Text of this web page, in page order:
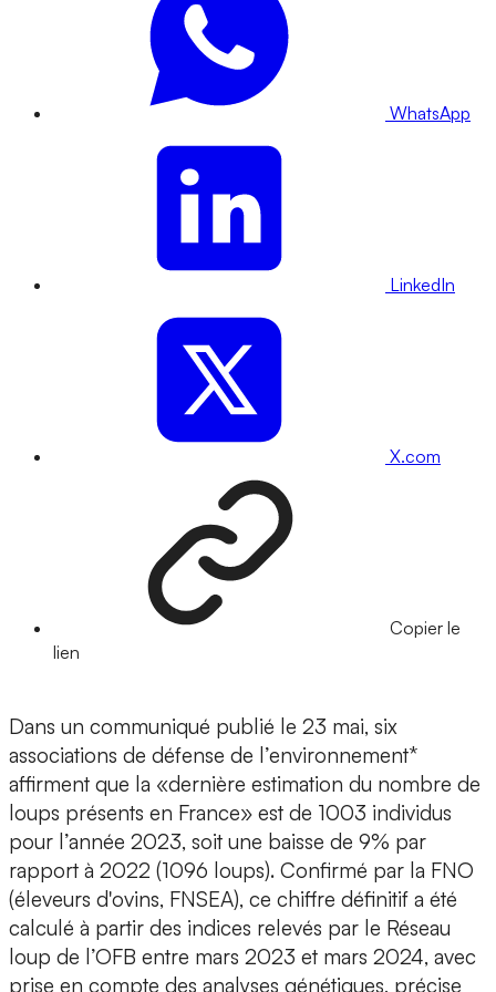
WhatsApp
LinkedIn
X.com
Copier le
lien
Dans un communiqué publié le 23 mai, six
associations de défense de l’environnement*
affirment que la «dernière estimation du nombre de
loups présents en France» est de 1003 individus
pour l’année 2023, soit une baisse de 9% par
rapport à 2022 (1096 loups). Confirmé par la FNO
(éleveurs d'ovins, FNSEA), ce chiffre définitif a été
calculé à partir des indices relevés par le Réseau
loup de l’OFB entre mars 2023 et mars 2024, avec
prise en compte des analyses génétiques, précise